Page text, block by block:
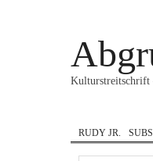
Kulturstreitschrift
RUDY JR.